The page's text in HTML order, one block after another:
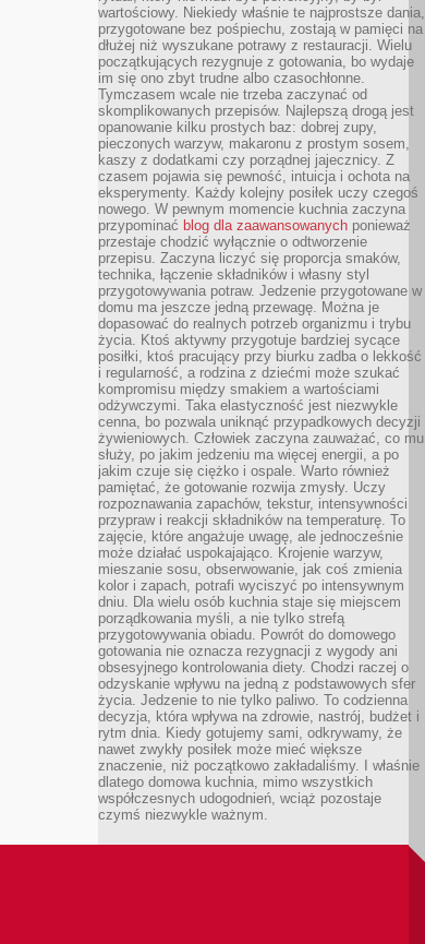
wartościowy. Niekiedy właśnie te najprostsze dania,
przygotowane bez pośpiechu, zostają w pamięci na
dłużej niż wyszukane potrawy z restauracji. Wielu
początkujących rezygnuje z gotowania, bo wydaje
im się ono zbyt trudne albo czasochłonne.
Tymczasem wcale nie trzeba zaczynać od
skomplikowanych przepisów. Najlepszą drogą jest
opanowanie kilku prostych baz: dobrej zupy,
pieczonych warzyw, makaronu z prostym sosem,
kaszy z dodatkami czy porządnej jajecznicy. Z
czasem pojawia się pewność, intuicja i ochota na
eksperymenty. Każdy kolejny posiłek uczy czegoś
nowego. W pewnym momencie kuchnia zaczyna
przypominać blog dla zaawansowanych ponieważ
przestaje chodzić wyłącznie o odtworzenie
przepisu. Zaczyna liczyć się proporcja smaków,
technika, łączenie składników i własny styl
przygotowywania potraw. Jedzenie przygotowane w
domu ma jeszcze jedną przewagę. Można je
dopasować do realnych potrzeb organizmu i trybu
życia. Ktoś aktywny przygotuje bardziej sycące
posiłki, ktoś pracujący przy biurku zadba o lekkość
i regularność, a rodzina z dziećmi może szukać
kompromisu między smakiem a wartościami
odżywczymi. Taka elastyczność jest niezwykle
cenna, bo pozwala uniknąć przypadkowych decyzji
żywieniowych. Człowiek zaczyna zauważać, co mu
służy, po jakim jedzeniu ma więcej energii, a po
jakim czuje się ciężko i ospale. Warto również
pamiętać, że gotowanie rozwija zmysły. Uczy
rozpoznawania zapachów, tekstur, intensywności
przypraw i reakcji składników na temperaturę. To
zajęcie, które angażuje uwagę, ale jednocześnie
może działać uspokajająco. Krojenie warzyw,
mieszanie sosu, obserwowanie, jak coś zmienia
kolor i zapach, potrafi wyciszyć po intensywnym
dniu. Dla wielu osób kuchnia staje się miejscem
porządkowania myśli, a nie tylko strefą
przygotowywania obiadu. Powrót do domowego
gotowania nie oznacza rezygnacji z wygody ani
obsesyjnego kontrolowania diety. Chodzi raczej o
odzyskanie wpływu na jedną z podstawowych sfer
życia. Jedzenie to nie tylko paliwo. To codzienna
decyzja, która wpływa na zdrowie, nastrój, budżet i
rytm dnia. Kiedy gotujemy sami, odkrywamy, że
nawet zwykły posiłek może mieć większe
znaczenie, niż początkowo zakładaliśmy. I właśnie
dlatego domowa kuchnia, mimo wszystkich
współczesnych udogodnień, wciąż pozostaje
czymś niezwykle ważnym.